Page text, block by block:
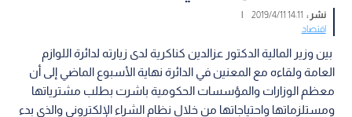
نشر : 14:11 2019/4/11
|
اقتصاد
بين وزير المالية الدكتور عزالدين كناكرية لدى زيارته لدائرة اللوازم
العامة ولقاءه مع المعنين في الدائرة نهاية الأسبوع الماضي إلى أن
معظم الوزارات والمؤسسات الحكومية باشرت بطلب مشترياتها
ومستلزماتھا واحتياجاتها من خلال نظام الشراء الإلكتروني والذي بدء